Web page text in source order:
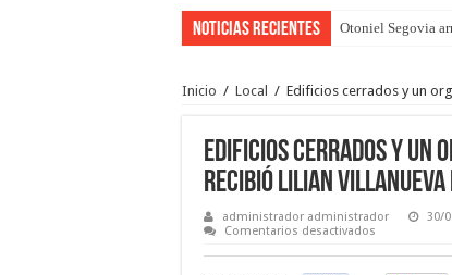
Noticias Recientes Otoniel Segovia
Inicio / Local / Edificios cerrados y un
Edificios cerrados y un
recibió Lilian Villanueva
administrador administrador 30/
Comentarios desactivados
cerrados